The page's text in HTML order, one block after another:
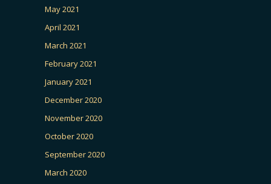
May 2021
April 2021
March 2021
February 2021
January 2021
December 2020
November 2020
October 2020
September 2020
March 2020